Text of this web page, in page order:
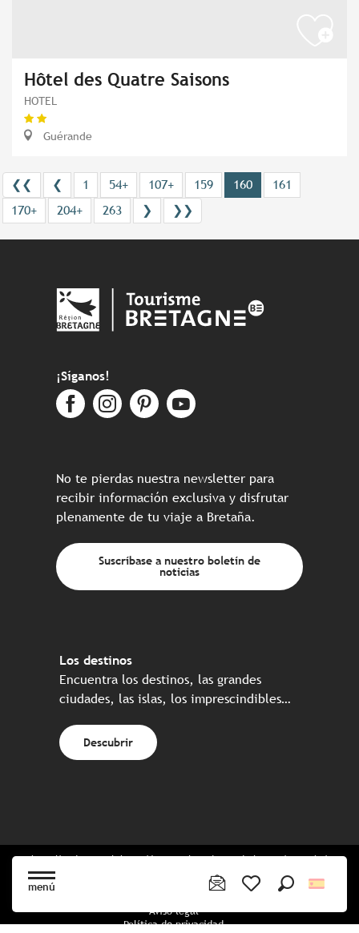
menú
Hôtel des Quatre Saisons
HOTEL
Guérande
❮❮ ❮ 1 54+ 107+ 159 160
161
170+
204+ 263 ❯ ❯❯
¡Síganos!
No te pierdas nuestra newsletter para
recibir información exclusiva y disfrutar
plenamente de tu viaje a Bretaña.
Suscríbase a nuestro boletín de
noticias
Los destinos
Encuentra los destinos, las grandes
ciudades, las islas, los imprescindibles…
Descubrir
Web realizada en colaboración con el conjunto de los socios turísticos
Aviso legal
Política de privacidad